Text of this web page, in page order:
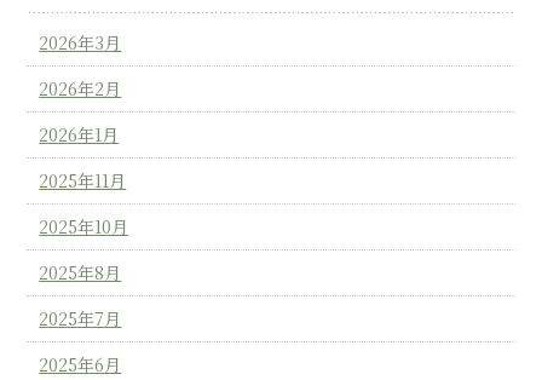
2026年3月
2026年2月
2026年1月
2025年11月
2025年10月
2025年8月
2025年7月
2025年6月